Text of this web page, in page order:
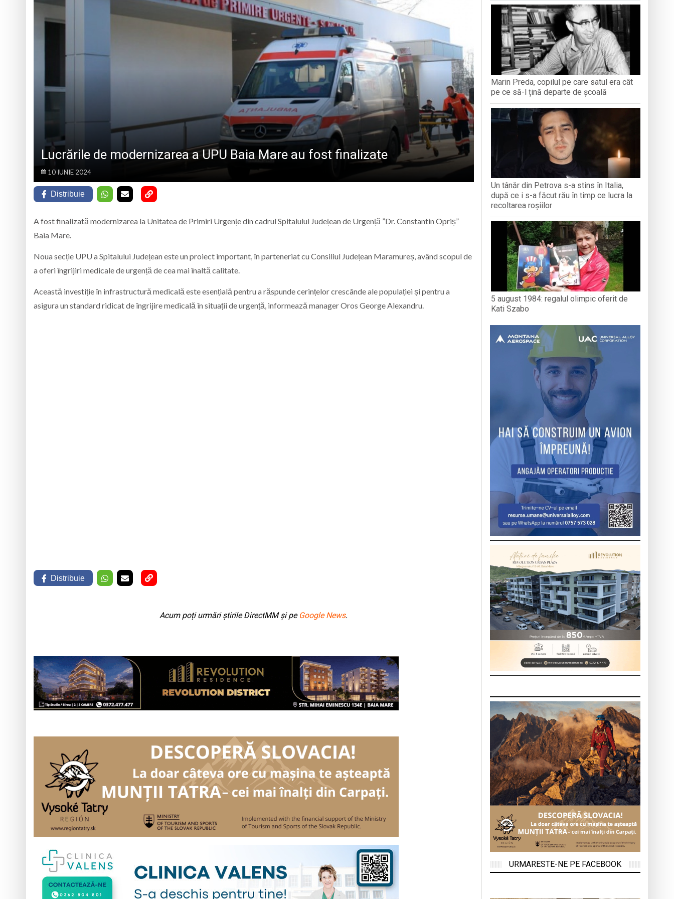
La Săliștea de Sus va fi dezvelit bustul lui Gavrilă Iuga, personalitate marcantă a Maramureșului
„Vacanță în tinda bisericii”: Ediția a IV-a a taberei de vară pentru copii are loc la Sighetu Marmației
Campanie de donare de sânge la Spitalul Județean de Urgență „Dr. Constantin Opriș” Baia Mare
Părintele protopop dr. Stan Florin, invitat la Școala Părinților din Parohia Dumbrăvița
Lucrările de modernizarea a UPU Baia Mare au fost finalizate
10 IUNIE 2024
Distribuie
A fost finalizată modernizarea la Unitatea de Primiri Urgențe din cadrul Spitalului Județean de Urgență ”Dr. Constantin Opriș”
Baia Mare.
Noua secție UPU a Spitalului Județean este un proiect important, în parteneriat cu Consiliul Județean Maramureș, având scopul de
a oferi îngrijiri medicale de urgență de cea mai înaltă calitate.
Această investiție în infrastructură medicală este esențială pentru a răspunde cerințelor crescânde ale populației și pentru a
asigura un standard ridicat de îngrijire medicală în situații de urgență, informează manager Oros George Alexandru.
Distribuie
Acum poți urmări știrile DirectMM și pe Google News.
Marin Preda, copilul pe care satul era cât
pe ce să-l țină departe de școală
Un tânăr din Petrova s-a stins în Italia,
după ce i s-a făcut rău în timp ce lucra la
recoltarea roșiilor
5 august 1984: regalul olimpic oferit de
Kati Szabo
URMARESTE-NE PE FACEBOOK